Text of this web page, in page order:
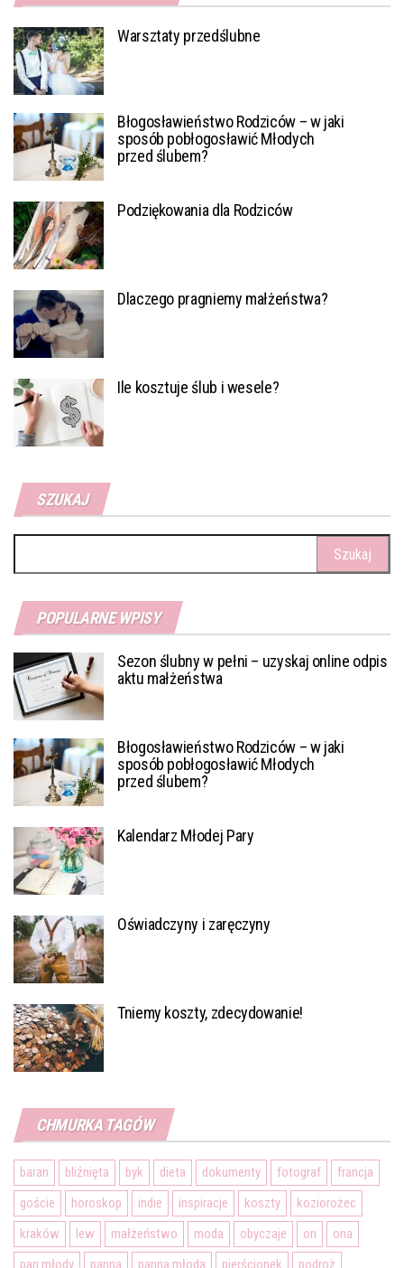
Warsztaty przedślubne
Błogosławieństwo Rodziców – w jaki
sposób pobłogosławić Młodych
przed ślubem?
Podziękowania dla Rodziców
Dlaczego pragniemy małżeństwa?
Ile kosztuje ślub i wesele?
SZUKAJ
POPULARNE WPISY
Sezon ślubny w pełni – uzyskaj online odpis
aktu małżeństwa
Błogosławieństwo Rodziców – w jaki
sposób pobłogosławić Młodych
przed ślubem?
Kalendarz Młodej Pary
Oświadczyny i zaręczyny
Tniemy koszty, zdecydowanie!
CHMURKA TAGÓW
baran bliźnięta byk dieta dokumenty fotograf
francja
goście
horoskop indie inspiracje koszty
koziorożec
kraków
lew małżeństwo moda obyczaje on
ona
pan młody
panna panna młoda pierścionek podroż